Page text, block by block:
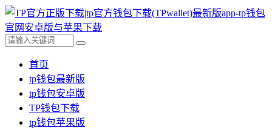
首页
tp钱包最新版
tp钱包安卓版
TP钱包下载
tp钱包苹果版